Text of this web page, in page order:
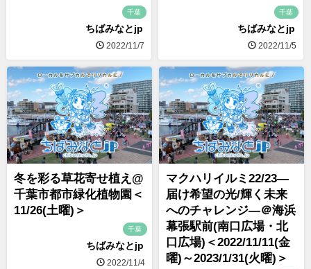
千葉
ちばみなとjp
2022/11/7
千葉
ちばみなとjp
2022/11/5
冬を彩る草花寄せ植え@
千葉市都市緑化植物園＜
11/26(土曜)＞
千葉
ちばみなとjp
2022/11/4
マクハリイルミ22/23―
届け希望の光/輝く未来
へのチャレンジ―＠海浜
幕張駅前(南口広場・北
口広場)＜2022/11/11(金
曜)～2023/1/31(火曜)＞